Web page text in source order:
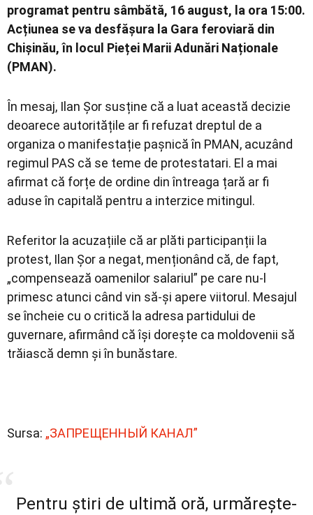
programat pentru sâmbătă, 16 august, la ora 15:00.
Acțiunea se va desfășura la Gara feroviară din
Chișinău, în locul Pieței Marii Adunări Naționale
(PMAN).
În mesaj, Ilan Șor susține că a luat această decizie
deoarece autoritățile ar fi refuzat dreptul de a
organiza o manifestație pașnică în PMAN, acuzând
regimul PAS că se teme de protestatari. El a mai
afirmat că forțe de ordine din întreaga țară ar fi
aduse în capitală pentru a interzice mitingul.
Referitor la acuzațiile că ar plăti participanții la
protest, Ilan Șor a negat, menționând că, de fapt,
„compensează oamenilor salariul” pe care nu-l
primesc atunci când vin să-și apere viitorul. Mesajul
se încheie cu o critică la adresa partidului de
guvernare, afirmând că își dorește ca moldovenii să
trăiască demn și în bunăstare.
Sursa: „ЗАПРЕЩЕННЫЙ КАНАЛ”
Pentru știri de ultimă oră, urmărește-